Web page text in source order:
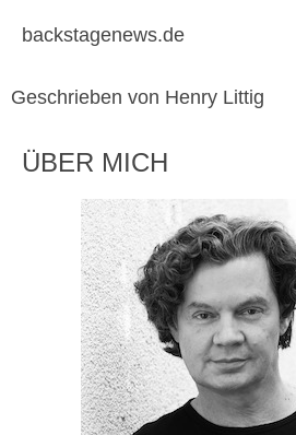
backstagenews.de
Geschrieben von Henry Littig
ÜBER MICH